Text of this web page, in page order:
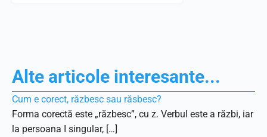
Alte articole interesante...
Cum e corect, răzbesc sau răsbesc?
Forma corectă este „răzbesc”, cu z. Verbul este a răzbi, iar
la persoana I singular, […]